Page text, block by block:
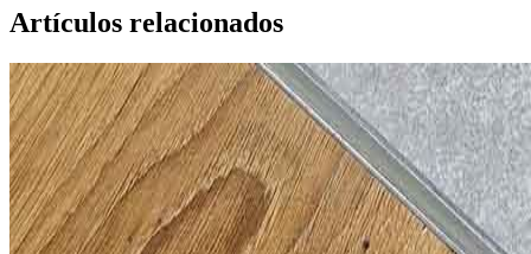
Artículos relacionados